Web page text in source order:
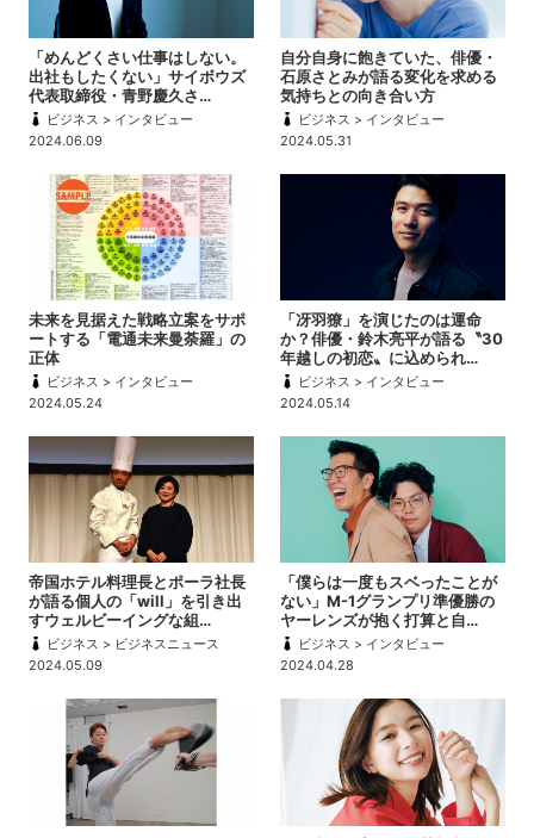
「めんどくさい仕事はしない。
出社もしたくない」サイボウズ
代表取締役・青野慶久さ…
ビジネス > インタビュー
2024.06.09
自分自身に飽きていた、俳優・
石原さとみが語る変化を求める
気持ちとの向き合い方
ビジネス > インタビュー
2024.05.31
未来を見据えた戦略立案をサポ
ートする「電通未来曼荼羅」の
正体
ビジネス > インタビュー
2024.05.24
「冴羽獠」を演じたのは運命
か？俳優・鈴木亮平が語る〝30
年越しの初恋〟に込められ…
ビジネス > インタビュー
2024.05.14
帝国ホテル料理長とポーラ社長
が語る個人の「will」を引き出
すウェルビーイングな組…
ビジネス > ビジネスニュース
2024.05.09
「僕らは一度もスベったことが
ない」M-1グランプリ準優勝の
ヤーレンズが抱く打算と自…
ビジネス > インタビュー
2024.04.28